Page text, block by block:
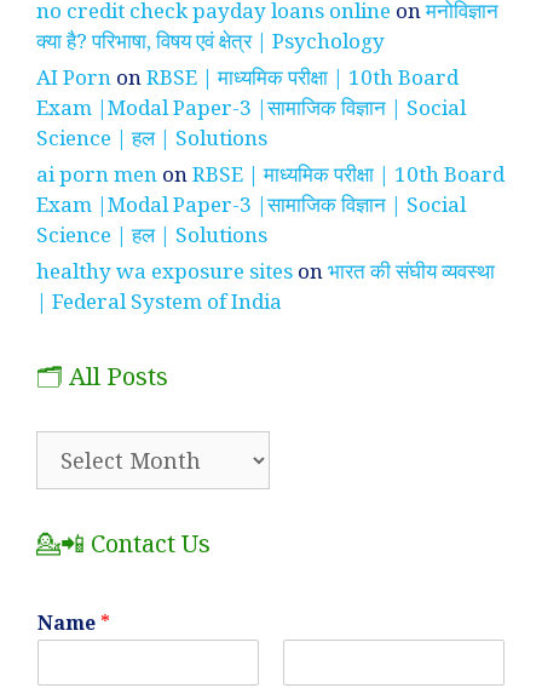
no credit check payday loans online onमनोविज्ञान
क्या है? परिभाषा, विषय एवं क्षेत्र | Psychology
AI Porn onRBSE | माध्यमिक परीक्षा | 10th Board
Exam |Modal Paper-3 |सामाजिक विज्ञान | Social
Science | हल | Solutions
ai porn men onRBSE | माध्यमिक परीक्षा | 10th Board
Exam |Modal Paper-3 |सामाजिक विज्ञान | Social
Science | हल | Solutions
healthy wa exposure sites onभारत की संघीय व्यवस्था
| Federal System of India
🗂️ All Posts
💁📲 Contact Us
Name *